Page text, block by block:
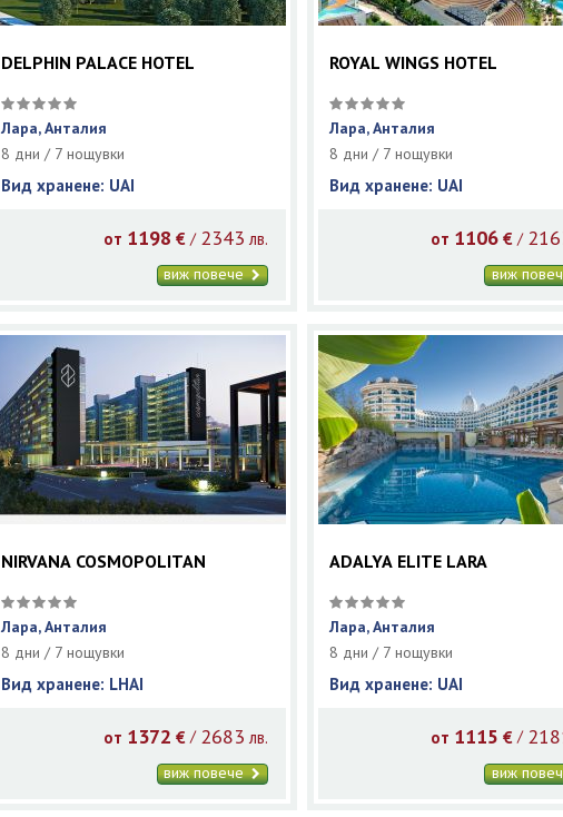
DELPHIN PALACE HOTEL
Лара, Анталия
8 дни / 7 нощувки
Вид хранене: UAI
от 1198 € / 2343 лв.
виж повече
ROYAL WINGS HOTEL
Лара, Анталия
8 дни / 7 нощувки
Вид хранене: UAI
от 1106 € /
виж
NIRVANA COSMOPOLITAN
Лара, Анталия
8 дни / 7 нощувки
Вид хранене: LHAI
от 1372 € / 2683 лв.
виж повече
ADALYA ELITE LARA
Лара, Анталия
8 дни / 7 нощувки
Вид хранене: UAI
от 1115 € /
виж